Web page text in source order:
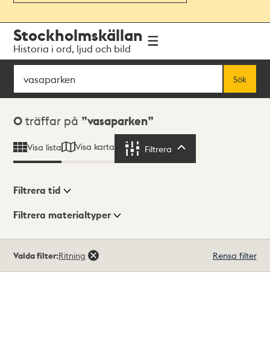
navigationen
huvudinnehållet
Stockholmskällan
Historia i ord, ljud och bild
Sök
Sök
Sökresultat
0 träffar på vasaparken
Visa lista Visa karta Filtrera
Visningsläge
Filtrera tid
Filtrera materialtyper
träffar
Valda filter:Ritning Rensa filter